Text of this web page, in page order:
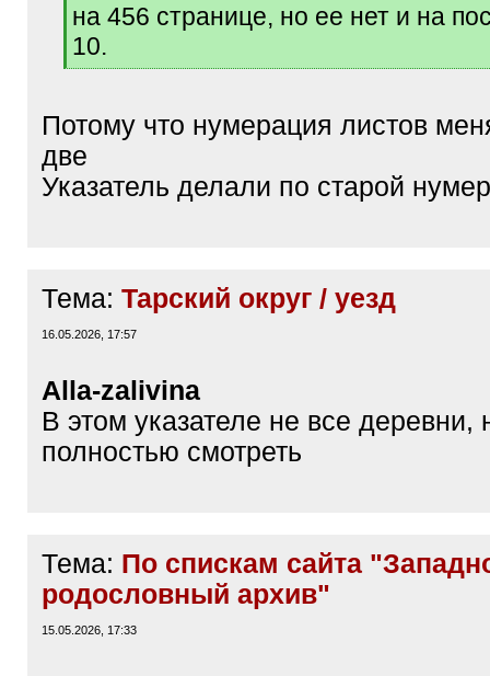
[
q
]
на 456 странице, но ее нет и на
10.
[
]
Потому что нумерация листов
две
Указатель делали по старой
Тема: Тарский округ / уезд
16.05.2026, 17:57
Alla-zalivina
В этом указателе не все деревни,
полностью смотреть
Тема: По спискам сайта
родословный архив"
15.05.2026, 17:33